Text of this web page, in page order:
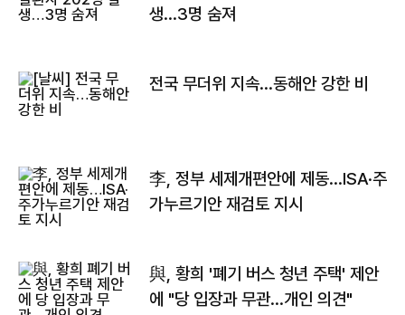
생…3명 숨져
전국 무더위 지속…동해안 강한 비
李, 정부 세제개편안에 제동…ISA·주
가누르기안 재검토 지시
與, 황희 '폐기 버스 청년 주택' 제안
에 "당 입장과 무관…개인 의견"